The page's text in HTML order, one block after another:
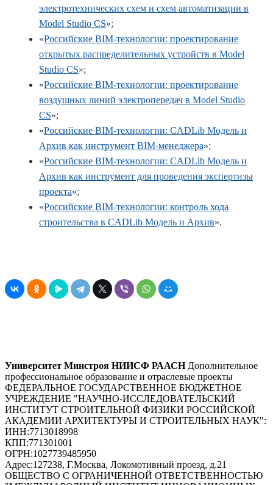
электротехнических схем и схем автоматизации в
Model Studio CS»;
«Российские BIM-технологии: проектирование
открытых распределительных устройств в Model
Studio CS»;
«Российские BIM-технологии: проектирование
воздушных линий электропередач в Model Studio
CS»;
«Российские BIM-технологии: CADLib Модель и
Архив как инструмент BIM-менеджера»;
«Российские BIM-технологии: CADLib Модель и
Архив как инструмент для проведения экспертизы
проекта»;
«Российские BIM-технологии: контроль хода
строительства в CADLib Модель и Архив».
Университет Минстроя НИИСФ РААСН Дополнительное
профессиональное образование и отраслевые проекты
ФЕДЕРАЛЬНОЕ ГОСУДАРСТВЕННОЕ БЮДЖЕТНОЕ
УЧРЕЖДЕНИЕ "НАУЧНО-ИССЛЕДОВАТЕЛЬСКИЙ
ИНСТИТУТ СТРОИТЕЛЬНОЙ ФИЗИКИ РОССИЙСКОЙ
АКАДЕМИИ АРХИТЕКТУРЫ И СТРОИТЕЛЬНЫХ НАУК":
ИНН:7713018998
КПП:771301001
ОГРН:1027739485950
Адрес:127238, Г.Москва, Локомотивный проезд, д.21
ОБЩЕСТВО С ОГРАНИЧЕННОЙ ОТВЕТСТВЕННОСТЬЮ